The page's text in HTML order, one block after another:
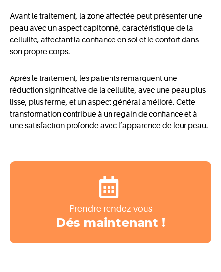
Avant le traitement, la zone affectée peut présenter une
peau avec un aspect capitonné, caractéristique de la
cellulite, affectant la confiance en soi et le confort dans
son propre corps.
Après le traitement, les patients remarquent une
réduction significative de la cellulite, avec une peau plus
lisse, plus ferme, et un aspect général amélioré. Cette
transformation contribue à un regain de confiance et à
une satisfaction profonde avec l’apparence de leur peau.
Prendre rendez-vous
Dés maintenant !